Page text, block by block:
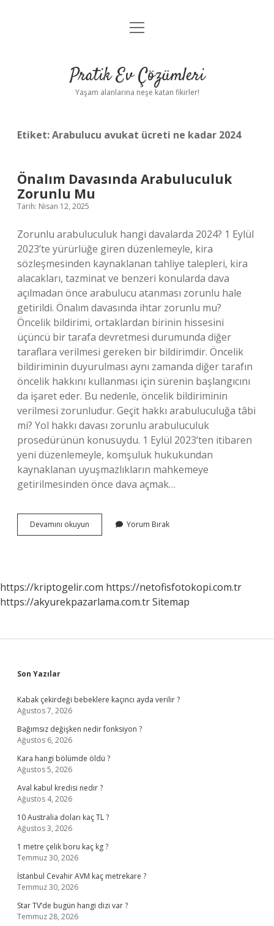
Anasayfa
Yasal Uyarı
menüyü
Pratik Ev Çözümleri
Yaşam alanlarına neşe katan fikirler!
Etiket:Arabulucu avukat ücreti ne kadar 2024
Önalım Davasında Arabuluculuk
Zorunlu Mu
Tarih: Nisan 12, 2025
Zorunlu arabuluculuk hangi davalarda 2024? 1 Eylül
2023’te yürürlüğe giren düzenlemeyle, kira
sözleşmesinden kaynaklanan tahliye talepleri, kira
alacakları, tazminat ve benzeri konularda dava
açılmadan önce arabulucu atanması zorunlu hale
getirildi. Önalım davasında ihtar zorunlu mu?
Öncelik bildirimi, ortaklardan birinin hissesini
üçüncü bir tarafa devretmesi durumunda diğer
taraflara verilmesi gereken bir bildirimdir. Öncelik
bildiriminin duyurulması aynı zamanda diğer tarafın
öncelik hakkını kullanması için sürenin başlangıcını
da işaret eder. Bu nedenle, öncelik bildiriminin
verilmesi zorunludur. Geçit hakkı arabuluculuğa tâbi
mi? Yol hakkı davası zorunlu arabuluculuk
prosedürünün konusuydu. 1 Eylül 2023’ten itibaren
yeni düzenlemeyle, komşuluk hukukundan
kaynaklanan uyuşmazlıkların mahkemeye
getirilmesinden önce dava açmak…
Devamını okuyun
Davasında
Yorum Bırak
https://kriptogelir.com https://netofisfotokopi.com.tr
https://akyurekpazarlama.com.trSitemap
Sidebar
Son Yazılar
Kabak çekirdeği bebeklere kaçıncı ayda verilir ?
Ağustos 7, 2026
Bağımsız değişken nedir fonksiyon ?
Ağustos 6, 2026
Kara hangi bölümde öldü ?
Ağustos 5, 2026
Aval kabul kredisi nedir ?
Ağustos 4, 2026
10 Australia doları kaç TL ?
Ağustos 3, 2026
1 metre çelik boru kaç kg ?
Temmuz 30, 2026
İstanbul Cevahir AVM kaç metrekare ?
Temmuz 30, 2026
Star TV’de bugün hangi dizi var ?
Temmuz 28, 2026